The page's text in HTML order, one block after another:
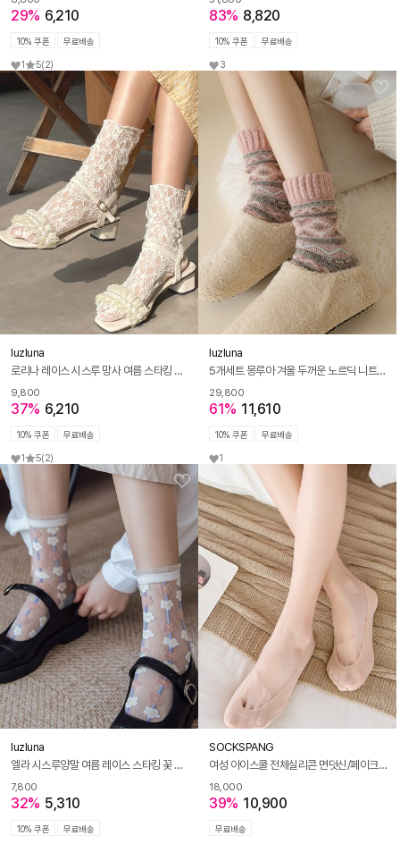
29% 6,210
10% 쿠폰 무료배송
1 5(2)
83% 8,820
10% 쿠폰 무료배송
3
luzluna
로리나 레이스 시스루 망사 여름 스타킹 무압박 양말
9,800
37% 6,210
10% 쿠폰 무료배송
1 5(2)
luzluna
5개세트 몽루아 겨울 두꺼운 노르딕 니트 여성 겨울 양말 R289
29,800
61% 11,610
10% 쿠폰 무료배송
1
luzluna
엘라 시스루양말 여름 레이스 스타킹 꽃 망사 양말
7,800
32% 5,310
10% 쿠폰 무료배송
SOCKSPANG
여성 아이스쿨 전체실리콘 면덧신/페이크삭스 양말 10켤레
18,000
39% 10,900
무료배송